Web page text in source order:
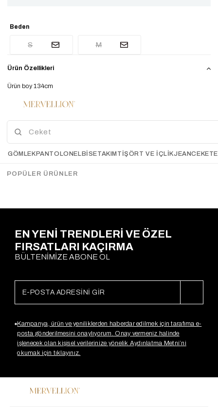
Beden
S M
Ürün Özellikleri
Ürün boy 134cm
Manken boy 167cm
Kumaş İçeriği %78 woll %22 cotton
El İle Ölçümlerde 2-3 Cm Farklılık Gösterebilir.
Çekimde S Beden kullanılmıştır. Oversize kalıptır, kendi bedeninizi tercih
EN YENİ TRENDLERİ VE ÖZEL
FIRSATLARI KAÇIRMA
BÜLTENİMİZE ABONE OL
Kampanya, ürün ve yeniliklerden haberdar edilmek için tarafıma e-
posta gönderilmesini onaylıyorum. Onay vermeniz halinde
işlenecek olan kişisel verilerinize yönelik Aydınlatma Metni’ni
okumak için tıklayınız.
GÖMLEK PANTOLON ELBİSETAKIM TIŞÖRT VE İÇLIKJEANCEKET
POPÜLER ÜRÜNLER